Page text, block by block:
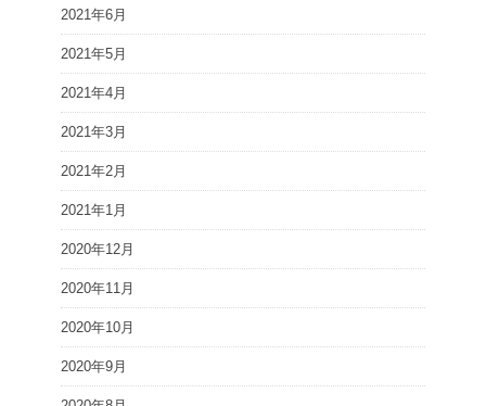
2021年6月
2021年5月
2021年4月
2021年3月
2021年2月
2021年1月
2020年12月
2020年11月
2020年10月
2020年9月